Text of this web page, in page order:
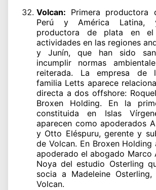
Volcan: Primera
Perú y América
productora de plata en el
actividades en las regiones
y Junín, que han sido
incumplir normas
reiterada. La empresa de
familia Letts aparece
directa a dos offshore:
Broxen Holding. En la
constituida en Islas
aparecen como apoderados
y Otto Eléspuru, gerente y
de Volcan. En Broxen Holding
apoderado el abogado Marco
Noya del estudio Osterling
socia a Madeleine
Volcan.